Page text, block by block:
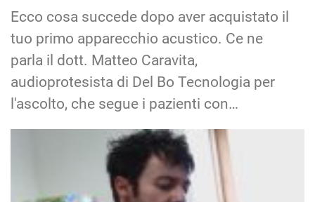
Ecco cosa succede dopo aver acquistato il
tuo primo apparecchio acustico. Ce ne
parla il dott. Matteo Caravita,
audioprotesista di Del Bo Tecnologia per
l'ascolto, che segue i pazienti con…